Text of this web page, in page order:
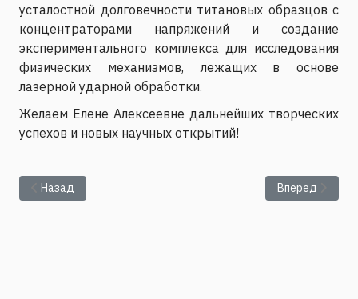
усталостной долговечности титановых образцов с
концентраторами напряжений и создание
экспериментального комплекса для исследования
физических механизмов, лежащих в основе
лазерной ударной обработки.
Желаем Елене Алексеевне дальнейших творческих
успехов и новых научных открытий!
Предыдущий: Конференция «Триггерные эффекты в
Назад Следующий:
Вперед